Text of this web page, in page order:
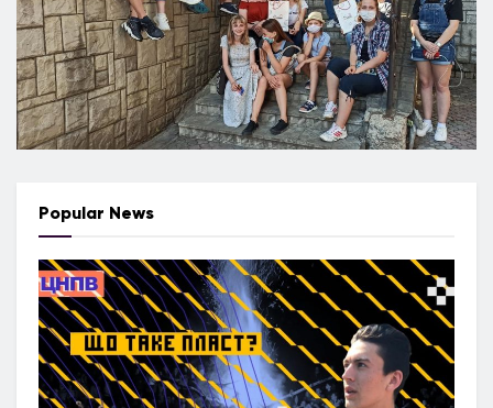
Popular News